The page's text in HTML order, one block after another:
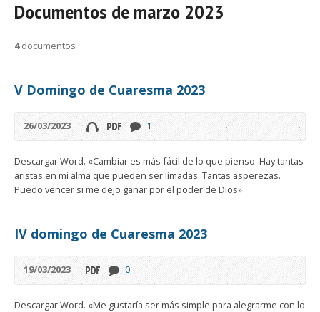
Documentos de marzo 2023
4documentos
V Domingo de Cuaresma 2023
26/03/2023 1
Descargar Word. «Cambiar es más fácil de lo que pienso. Hay tantas
aristas en mi alma que pueden ser limadas. Tantas asperezas.
Puedo vencer si me dejo ganar por el poder de Dios»
IV domingo de Cuaresma 2023
19/03/2023 0
Descargar Word. «Me gustaría ser más simple para alegrarme con lo